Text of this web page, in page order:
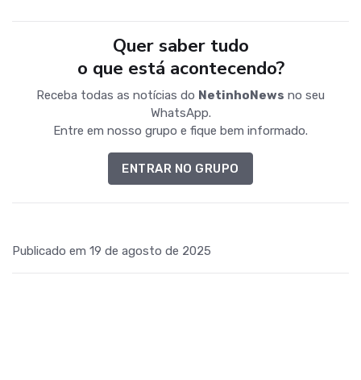
Quer saber tudo
o que está acontecendo?
Receba todas as notícias do NetinhoNews no seu
WhatsApp.
Entre em nosso grupo e fique bem informado.
ENTRAR NO GRUPO
Publicado em 19 de agosto de 2025